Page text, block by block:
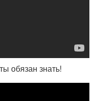
обязан знать!